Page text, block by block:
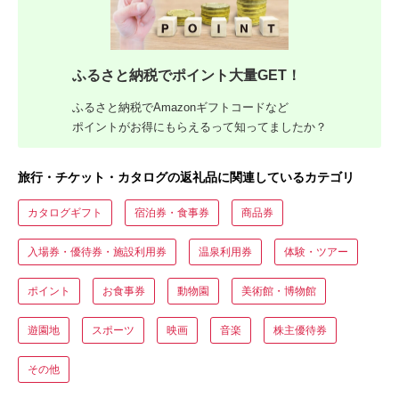
ふるさと納税でポイント大量GET！
ふるさと納税でAmazonギフトコードなど
ポイントがお得にもらえるって知ってましたか？
旅行・チケット・カタログの返礼品に関連しているカテゴリ
カタログギフト 宿泊券・食事券 商品券
入場券・優待券・施設利用券 温泉利用券 体験・ツアー
ポイント お食事券 動物園 美術館・博物館
遊園地 スポーツ 映画 音楽 株主優待券
その他